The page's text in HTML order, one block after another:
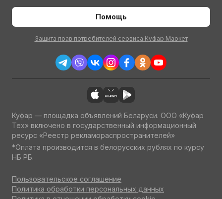
Помощь
Защита прав потребителей сервиса Куфар Маркет
Куфар — площадка объявлений Беларуси. ООО «Куфар
Тех» включено в государственный информационный
ресурс «Реестр рекламораспространителей»
*Оплата производится в белорусских рублях по курсу
НБ РБ.
Пользовательское соглашение
Политика обработки персональных данных